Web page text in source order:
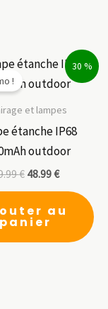
30 %
!
et lampes
étanche IP68
outdoor
€ 48.99€
au
panier